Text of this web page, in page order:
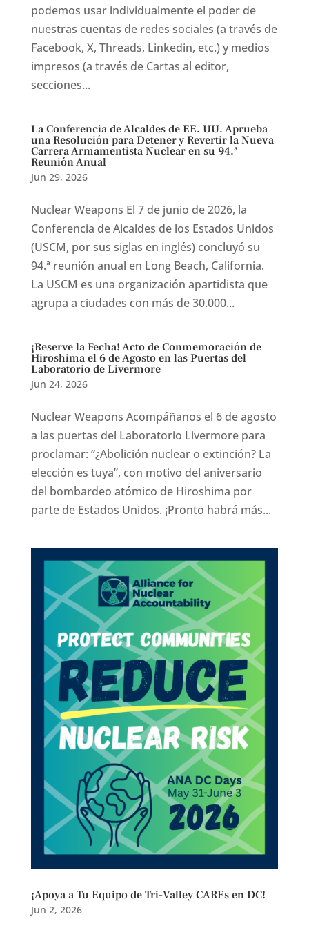
podemos usar individualmente el poder de
nuestras cuentas de redes sociales (a través de
Facebook, X, Threads, Linkedin, etc.) y medios
impresos (a través de Cartas al editor,
secciones...
La Conferencia de Alcaldes de EE. UU. Aprueba
una Resolución para Detener y Revertir la Nueva
Carrera Armamentista Nuclear en su 94.ª
Reunión Anual
Jun 29, 2026
Nuclear Weapons El 7 de junio de 2026, la
Conferencia de Alcaldes de los Estados Unidos
(USCM, por sus siglas en inglés) concluyó su
94.ª reunión anual en Long Beach, California.
La USCM es una organización apartidista que
agrupa a ciudades con más de 30.000...
¡Reserve la Fecha! Acto de Conmemoración de
Hiroshima el 6 de Agosto en las Puertas del
Laboratorio de Livermore
Jun 24, 2026
Nuclear Weapons Acompáñanos el 6 de agosto
a las puertas del Laboratorio Livermore para
proclamar: “¿Abolición nuclear o extinción? La
elección es tuya”, con motivo del aniversario
del bombardeo atómico de Hiroshima por
parte de Estados Unidos. ¡Pronto habrá más...
¡Apoya a Tu Equipo de Tri-Valley CAREs en DC!
Jun 2, 2026